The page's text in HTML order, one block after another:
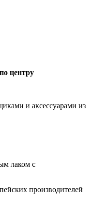
центру
и аксессуарами из
лаком с
производителей